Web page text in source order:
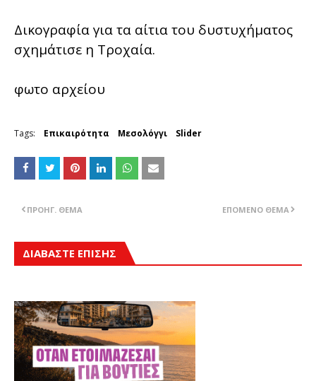
Δικογραφία για τα αίτια του δυστυχήματος
σχημάτισε η Τροχαία.
φωτο αρχείου
Tags: Επικαιρότητα Μεσολόγγι Slider
ΕΠΌΜΕΝΟ ΘΈΜΑ
ΠΡΟΗΓ. ΘΈΜΑ
ΔΙΑΒΑΣΤΕ ΕΠΙΣΗΣ